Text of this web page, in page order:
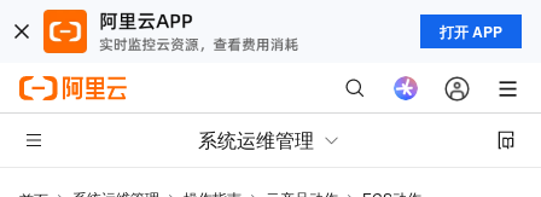
打开 APP
系统运维管理